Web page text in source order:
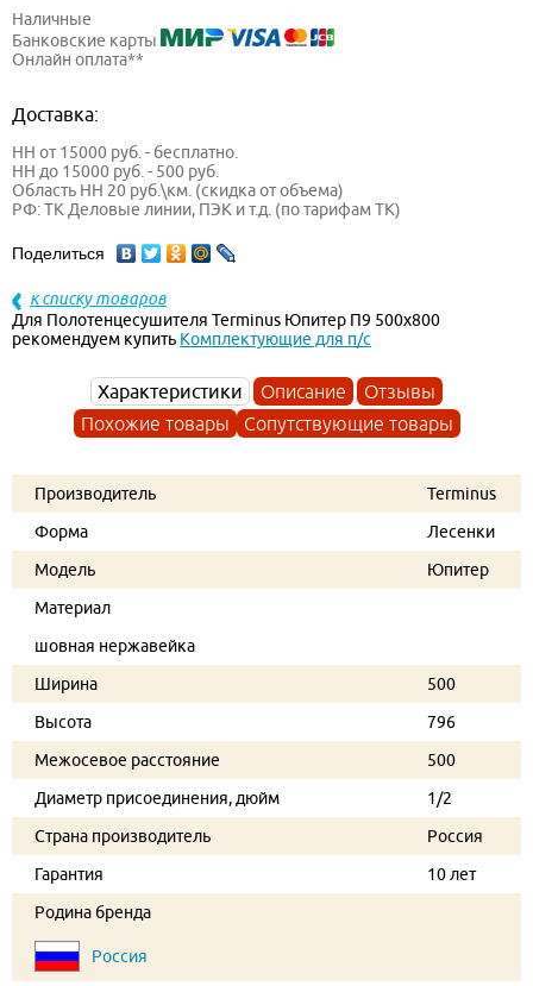
Наличные
Банковские карты
Онлайн оплата**
Доставка:
НН от 15000 руб. - бесплатно.
НН до 15000 руб. - 500 руб.
Область НН 20 руб.\км. (скидка от объема)
РФ: ТК Деловые линии, ПЭК и т.д. (по тарифам ТК)
Поделиться
к списку товаров
Для Полотенцесушителя Terminus Юпитер П9 500х800
рекомендуем купить Комплектующие для п/с
Характеристики Описание
Отзывы
Похожие товары
Сопутствующие товары
Производитель
Terminus
Форма
Лесенки
Модель
Юпитер
Материал
шовная нержавейка
Ширина
500
Высота
796
Межосевое расстояние
500
Диаметр присоединения, дюйм
1/2
Страна производитель
Россия
Гарантия
10 лет
Родина бренда
Россия